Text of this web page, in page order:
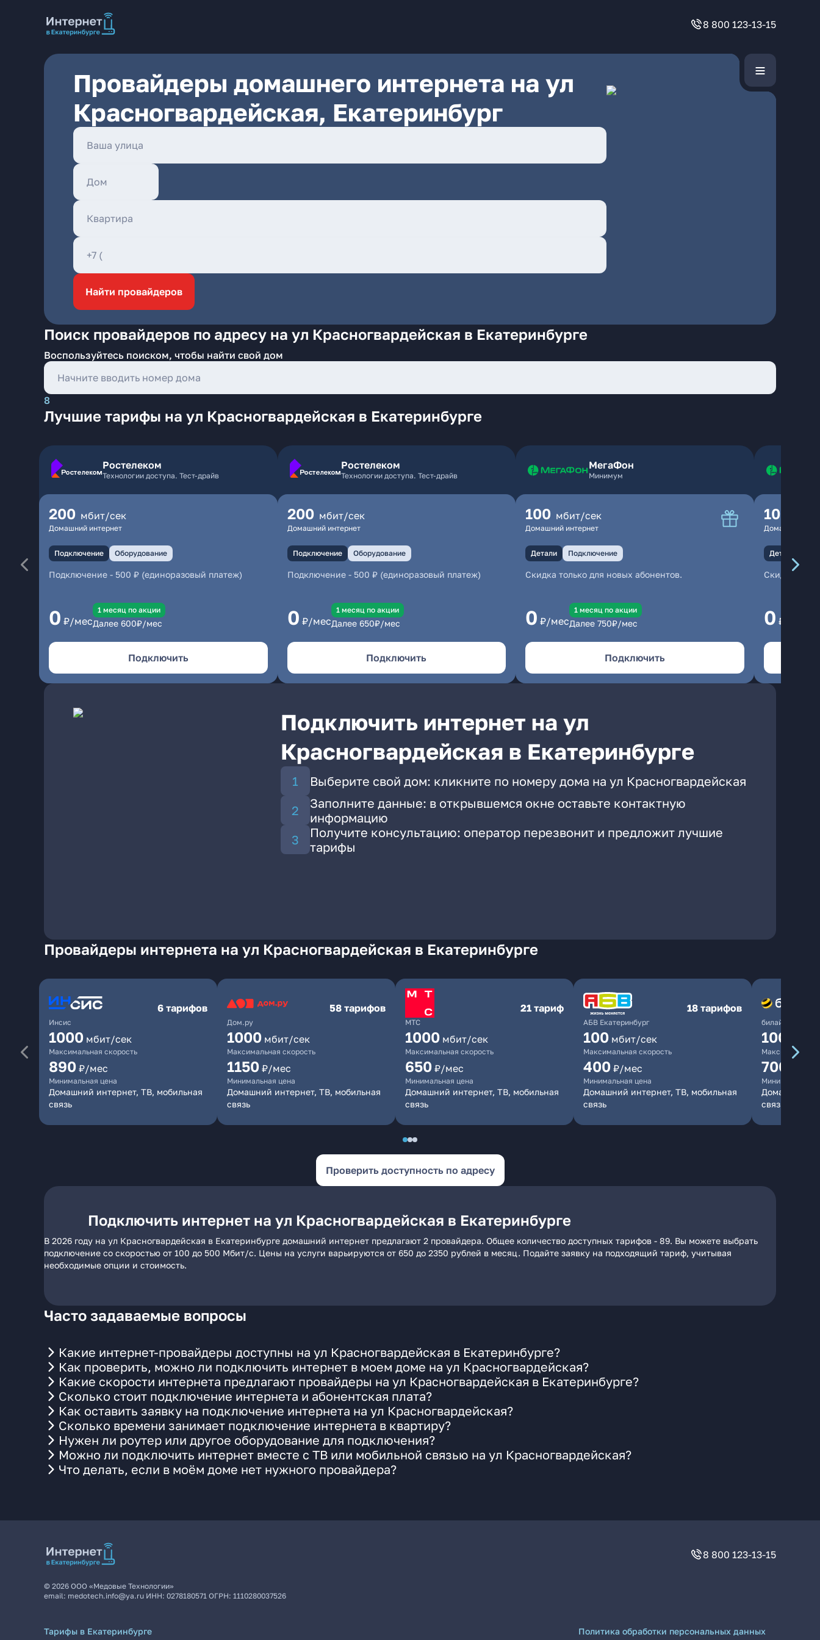
8 800 123-13-15
Провайдеры домашнего интернета на ул
Красногвардейская, Екатеринбург
Найти провайдеров
Поиск провайдеров по адресу на ул Красногвардейская в Екатеринбурге
Воспользуйтесь поиском, чтобы найти свой дом
8
Лучшие тарифы на ул Красногвардейская в Екатеринбурге
Ростелеком
Технологии доступа. Тест-драйв
200 мбит/сек
Домашний интернет
Подключение Оборудование
Подключение - 500 ₽ (единоразовый платеж)
0 ₽/мес
1 месяц по акции
Далее 600₽/мес
Подключить
Ростелеком
Технологии доступа. Тест-драйв
200 мбит/сек
Домашний интернет
Подключение Оборудование
Подключение- 500 ₽ (единоразовый платеж)
0 ₽/мес
1 месяц по акции
Далее 650₽/мес
Подключить
МегаФон
Минимум
100 мбит/сек
Домашний интернет
Детали Подключение
Скидка только для новых абонентов.
0 ₽/мес
1 месяц по акции
Далее 750₽/мес
Подключить
100
Домашний
Детали
Скидка
0 ₽/мес
Подключить интернет на ул
Красногвардейская в Екатеринбурге
Выберите свой дом: кликните по номеру дома на ул Красногвардейская
Заполните данные: в открывшемся окне оставьте контактную
информацию
Получите консультацию: оператор перезвонит и предложит лучшие
тарифы
Провайдеры интернета на ул Красногвардейская в Екатеринбурге
Инсис
6 тарифов
1000 мбит/сек
Максимальная скорость
890 ₽/мес
Минимальная цена
Домашний интернет, ТВ, мобильная
связь
Дом.ру
58 тарифов
1000 мбит/сек
Максимальная скорость
1150 ₽/мес
Минимальная цена
Домашний интернет, ТВ, мобильная
связь
МТС
21 тариф
1000 мбит/сек
Максимальная скорость
650 ₽/мес
Минимальная цена
Домашний интернет, ТВ, мобильная
связь
АБВ Екатеринбург
18 тарифов
100 мбит/сек
Максимальная скорость
400 ₽/мес
Минимальная цена
Домашний интернет, ТВ, мобильная
связь
билайн
1000
Максимальная
700
Минимальная
Домашний
связь
Проверить доступность по адресу
Подключить интернет на ул Красногвардейская в Екатеринбурге
В 2026 году на ул Красногвардейская в Екатеринбурге домашний интернет предлагают 2 провайдера. Общее количество доступных тарифов - 89. Вы можете выбрать
подключение со скоростью от 100 до 500 Мбит/с. Цены на услуги варьируются от 650 до 2350 рублей в месяц. Подайте заявку на подходящий тариф, учитывая
необходимые опции и стоимость.
Часто задаваемые вопросы
Какие интернет-провайдеры доступны на ул Красногвардейская в Екатеринбурге?
Как проверить, можно ли подключить интернет в моем доме на ул Красногвардейская?
Какие скорости интернета предлагают провайдеры на ул Красногвардейская в Екатеринбурге?
Сколько стоит подключение интернета и абонентская плата?
Как оставить заявку на подключение интернета на ул Красногвардейская?
Сколько времени занимает подключение интернета в квартиру?
Нужен ли роутер или другое оборудование для подключения?
Можно ли подключить интернет вместе с ТВ или мобильной связью на ул Красногвардейская?
Что делать, если в моём доме нет нужного провайдера?
8 800 123-13-15
© 2026 ООО «Медовые Технологии»
email: medotech.info@ya.ru ИНН: 0278180571 ОГРН: 1110280037526
Тарифы в Екатеринбурге
Политика обработки персональных данных